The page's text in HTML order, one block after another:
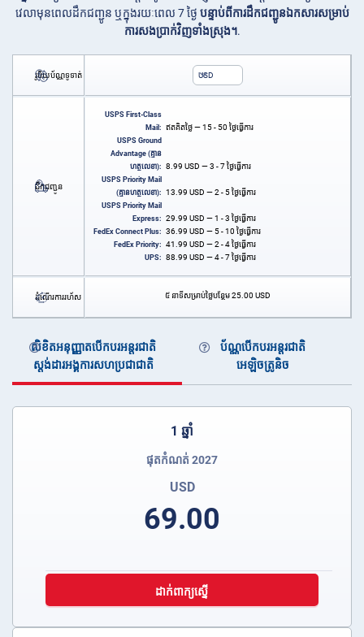
វេលាមុនពេលដឹកជញ្ជូន ឬក្នុងរយៈពេល 7 ថ្ងៃ បន្ទាប់ពីការដឹកជញ្ជូនឯកសារសម្រាប់
ការសងប្រាក់វិញទាំងស្រុង។.
រូបិយប័ណ្ណទូទាត់ USD
ដឹកជញ្ជូន
USPS First-Class
Mail: ឥតគិតថ្លៃ — 15 - 50 ថ្ងៃធ្វើការ
USPS Ground
Advantage (គ្មាន
ហត្ថលេខា): 8.99 USD — 3 - 7 ថ្ងៃធ្វើការ
USPS Priority Mail
(គ្មានហត្ថលេខា): 13.99 USD — 2 - 5 ថ្ងៃធ្វើការ
USPS Priority Mail
Express: 29.99 USD — 1 - 3 ថ្ងៃធ្វើការ
FedEx Connect Plus: 36.99 USD — 5 - 10 ថ្ងៃធ្វើការ
FedEx Priority: 41.99 USD — 2 - 4 ថ្ងៃធ្វើការ
UPS: 88.99 USD — 4 - 7 ថ្ងៃធ្វើការ
ដំណើរការរហ័ស ៥ នាទីសម្រាប់ថ្លៃបន្ថែម25.00 USD
លិខិតអនុញ្ញាតបើកបរអន្តរជាតិ
ស្តង់ដារអង្គការសហប្រជាជាតិ
ប័ណ្ណបើកបរអន្តរជាតិ
អេឡិចត្រូនិច
1 ឆ្នាំ
ផុតកំណត់ 2027
USD
69.00
ដាក់ពាក្យស្នើ